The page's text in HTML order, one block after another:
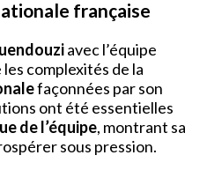
française
avec l’équipe
complexités de la
façonnées par son
ont été essentielles
de l’équipe, montrant sa
sous pression.